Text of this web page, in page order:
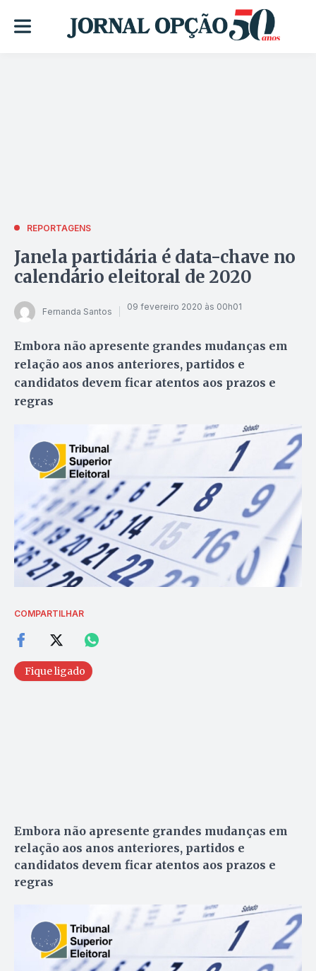
REPORTAGENS
Janela partidária é data-chave no
calendário eleitoral de 2020
Fernanda Santos 09 fevereiro 2020 às 00h01
Embora não apresente grandes mudanças em
relação aos anos anteriores, partidos e
candidatos devem ficar atentos aos prazos e
regras
COMPARTILHAR
Fique ligado
Embora não apresente grandes mudanças em
relação aos anos anteriores, partidos e
candidatos devem ficar atentos aos prazos e
regras